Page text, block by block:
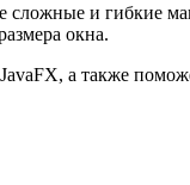
сложные и гибкие
окна.
а также